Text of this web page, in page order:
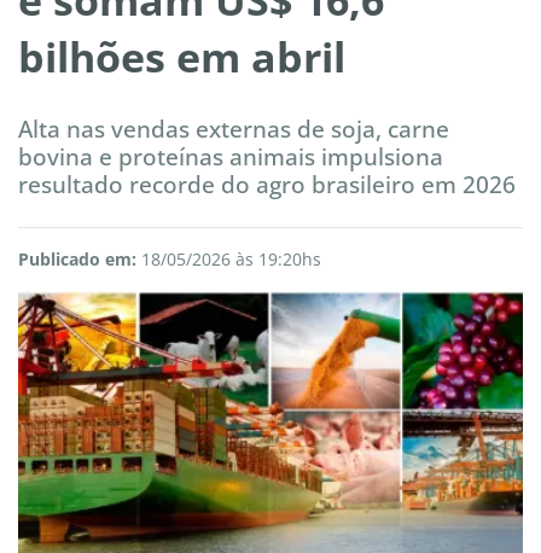
bilhões em abril
Alta nas vendas externas de soja, carne
bovina e proteínas animais impulsiona
resultado recorde do agro brasileiro em 2026
Publicado em: 18/05/2026 às 19:20hs